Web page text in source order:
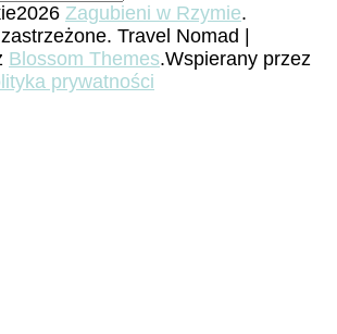
Zagubieni w Rzymie.
Travel Nomad |
Blossom Themes.Wspierany przez
prywatności